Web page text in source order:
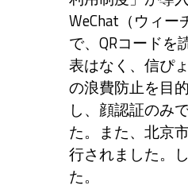
WeChat（ウィー
で、QRコード
表はなく、信ぴ
の浪費防止を目
し、顔認証のみ
た。また、北京
行されました。
た。